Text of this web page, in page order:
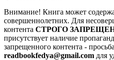
Внимание! Книга может
совершеннолетних. Для
контента СТРОГО
присутствует наличие
запрещенного контента -
readbookfedya@gmail.com для